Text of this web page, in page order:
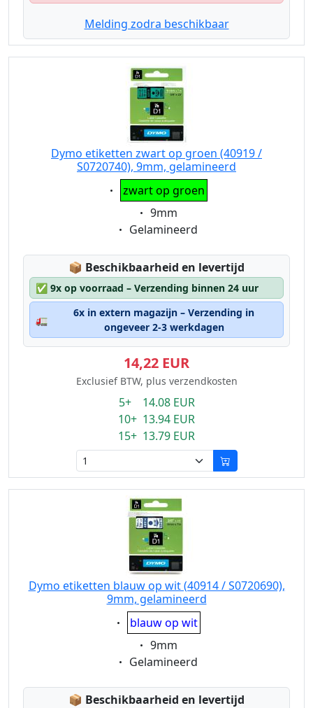
Melding zodra beschikbaar
Dymo etiketten zwart op groen (40919 /
S0720740), 9mm, gelamineerd
Eigenschaft:
zwart op groen
Eigenschaft:
9mm
Eigenschaft:
Gelamineerd
📦 Lagerstatus:
Beschikbaarheid en levertijd
✅ 9x op voorraad – Verzending binnen 24 uur
🚛
6x in extern magazijn – Verzending in
ongeveer 2-3 werkdagen
14,22 EUR
Exclusief BTW, plus verzendkosten
5+ 14.08 EUR
10+ 13.94 EUR
15+ 13.79 EUR
Dymo etiketten blauw op wit (40914 / S0720690),
9mm, gelamineerd
Eigenschaft:
blauw op wit
Eigenschaft:
9mm
Eigenschaft:
Gelamineerd
📦 Lagerstatus:
Beschikbaarheid en levertijd